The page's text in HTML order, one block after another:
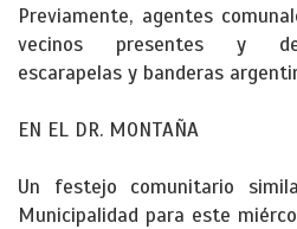
Previamente, agentes
vecinos presentes y
escarapelas y banderas
EN EL DR. MONTAÑA
Un festejo comunitario
Municipalidad para este